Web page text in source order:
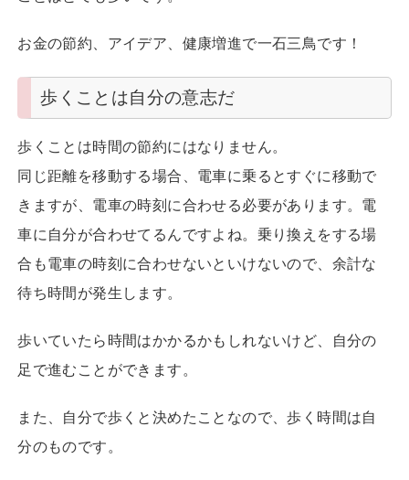
お金の節約、アイデア、健康増進で一石三鳥です！
歩くことは自分の意志だ
歩くことは時間の節約にはなりません。
同じ距離を移動する場合、電車に乗るとすぐに移動で
きますが、電車の時刻に合わせる必要があります。電
車に自分が合わせてるんですよね。乗り換えをする場
合も電車の時刻に合わせないといけないので、余計な
待ち時間が発生します。
歩いていたら時間はかかるかもしれないけど、自分の
足で進むことができます。
また、自分で歩くと決めたことなので、歩く時間は自
分のものです。